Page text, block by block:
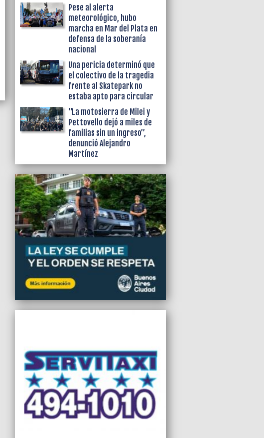
Pese al alerta
meteorológico, hubo
marcha en Mar del Plata en
defensa de la soberanía
nacional
Una pericia determinó que
el colectivo de la tragedia
frente al Skatepark no
estaba apto para circular
“La motosierra de Milei y
Pettovello dejó a miles de
familias sin un ingreso”,
denunció Alejandro
Martínez